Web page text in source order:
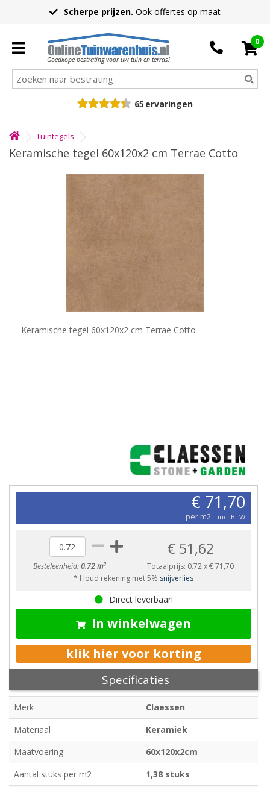
Scherpe prijzen. Ook offertes op maat
Goedkope bestrating voor uw tuin en terras!
0
65 ervaringen
Tuintegels
Keramische tegel 60x120x2 cm Terrae Cotto
Keramische tegel 60x120x2 cm Terrae Cotto
€ 71,70
per m2 incl BTW
Besteleenheid:0.72 m2
€ 51,62
Totaalprijs: 0.72x€ 71,70
* Houd rekening met 5% snijverlies
Direct leverbaar!
In winkelwagen
klik hier voor korting
Specificaties
Merk
Claessen
Materiaal
Keramiek
Maatvoering
60x120x2cm
Aantal stuks per m2
1,38 stuks